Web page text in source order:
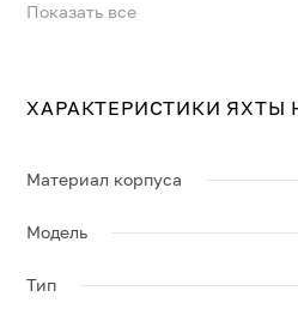
На яхте HELLS BELLS можно
Свяжитесь с нами, и мы
Показать все
ХАРАКТЕРИСТИКИ ЯХТЫ
Материал корпуса
Модель
Тип